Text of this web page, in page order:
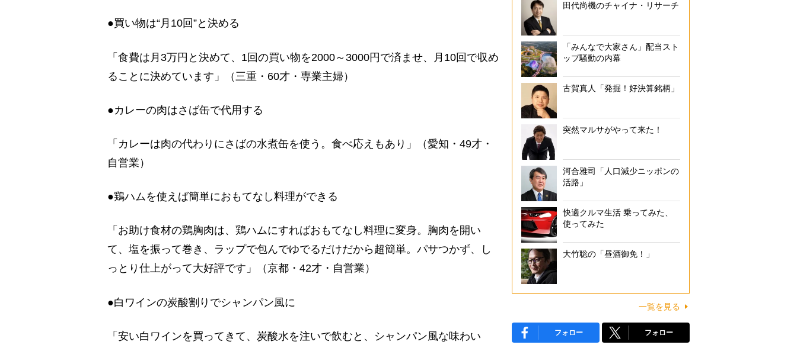
●買い物は“月10回”と決める
「食費は月3万円と決めて、1回の買い物を2000～3000円で済ませ、月10回で収め
ることに決めています」（三重・60才・専業主婦）
●カレーの肉はさば缶で代用する
「カレーは肉の代わりにさばの水煮缶を使う。食べ応えもあり」（愛知・49才・
自営業）
●鶏ハムを使えば簡単におもてなし料理ができる
「お助け食材の鶏胸肉は、鶏ハムにすればおもてなし料理に変身。胸肉を開い
て、塩を振って巻き、ラップで包んでゆでるだけだから超簡単。パサつかず、し
っとり仕上がって大好評です」（京都・42才・自営業）
●白ワインの炭酸割りでシャンパン風に
「安い白ワインを買ってきて、炭酸水を注いで飲むと、シャンパン風な味わい
田代尚機のチャイナ・リサーチ
「みんなで大家さん」配当スト
ップ騒動の内幕
古賀真人「発掘！好決算銘柄」
突然マルサがやって来た！
河合雅司「人口減少ニッポンの
活路」
快適クルマ生活 乗ってみた、
使ってみた
大竹聡の「昼酒御免！」
一覧を見る
フォロー フォロー